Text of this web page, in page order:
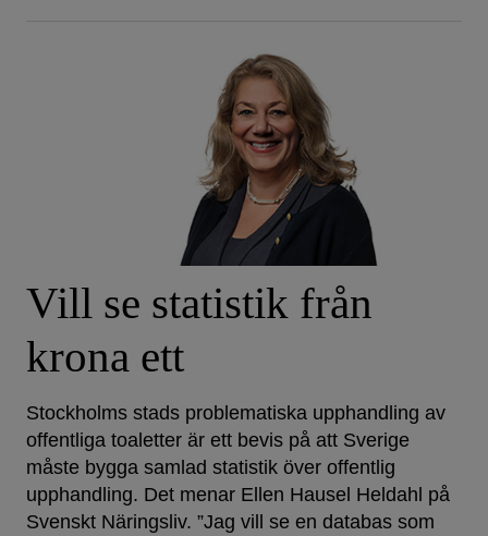
Vill se statistik från
krona ett
Stockholms stads problematiska upphandling av
offentliga toaletter är ett bevis på att Sverige
måste bygga samlad statistik över offentlig
upphandling. Det menar Ellen Hausel Heldahl på
Svenskt Näringsliv. ”Jag vill se en databas som